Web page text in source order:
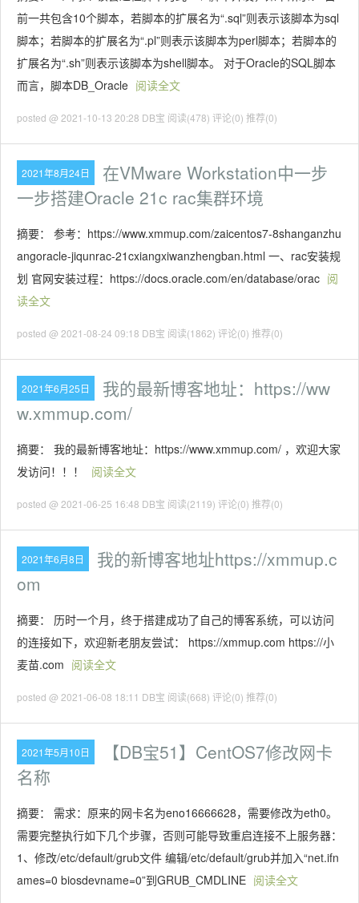
前一共包含10个脚本，若脚本的扩展名为“.sql”则表示该脚本为sql
脚本；若脚本的扩展名为“.pl”则表示该脚本为perl脚本；若脚本的
扩展名为“.sh”则表示该脚本为shell脚本。 对于Oracle的SQL脚本
而言，脚本DB_Oracle 阅读全文
posted @ 2021-10-13 20:28 DB宝 阅读(478) 评论(0) 推荐(0)
2021年8月24日
在VMware Workstation中一步
一步搭建Oracle 21c rac集群环境
摘要： 参考：https://www.xmmup.com/zaicentos7-8shanganzhu
angoracle-jiqunrac-21cxiangxiwanzhengban.html 一、rac安装规
划 官网安装过程：https://docs.oracle.com/en/database/orac 阅
读全文
posted @ 2021-08-24 09:18 DB宝 阅读(1862) 评论(0) 推荐(0)
2021年6月25日
我的最新博客地址：https://ww
w.xmmup.com/
摘要： 我的最新博客地址：https://www.xmmup.com/ ，欢迎大家
发访问！！！
阅读全文
posted @ 2021-06-25 16:48 DB宝 阅读(2119) 评论(0) 推荐(0)
2021年6月8日
我的新博客地址https://xmmup.c
om
摘要： 历时一个月，终于搭建成功了自己的博客系统，可以访问
的连接如下，欢迎新老朋友尝试： https://xmmup.com https://小
麦苗.com 阅读全文
posted @ 2021-06-08 18:11 DB宝 阅读(668) 评论(0) 推荐(0)
2021年5月10日
【DB宝51】CentOS7修改网卡
名称
摘要： 需求：原来的网卡名为eno16666628，需要修改为eth0。
需要完整执行如下几个步骤，否则可能导致重启连接不上服务器：
1、修改/etc/default/grub文件 编辑/etc/default/grub并加入“net.ifn
ames=0 biosdevname=0”到GRUB_CMDLINE 阅读全文